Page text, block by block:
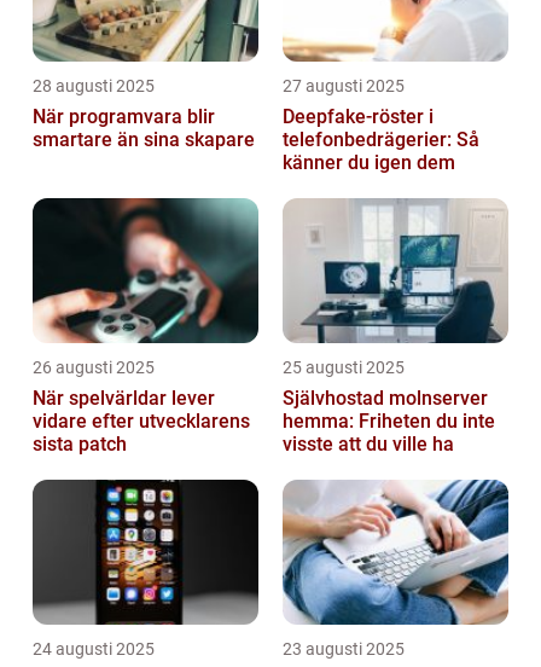
28 augusti 2025
När programvara blir
smartare än sina skapare
27 augusti 2025
Deepfake-röster i
telefonbedrägerier: Så
känner du igen dem
26 augusti 2025
När spelvärldar lever
vidare efter utvecklarens
sista patch
25 augusti 2025
Självhostad molnserver
hemma: Friheten du inte
visste att du ville ha
24 augusti 2025 23 augusti 2025